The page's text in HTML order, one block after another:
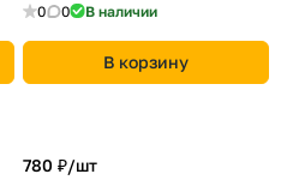
0 0 В наличии
В корзину
780 ₽/шт